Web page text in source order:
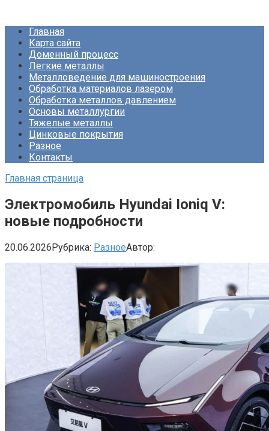
контентуГлавная
Карта сайта
Доменный процесс
Легкие металлы
Металловедение для машиностроения
Обработка материалов лазером
Обработка металлов давлением
Основы металлургии
Тяжелые металлы
Цинковые покрытия
Разное
Контакты
Главная страница
Электромобиль Hyundai Ioniq V:
новые подробности
20.06.2026Рубрика: РазноеАвтор: